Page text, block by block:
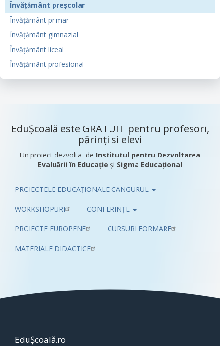
Învățământ preșcolar
Învățământ primar
Învățământ gimnazial
Învățământ liceal
Învățământ profesional
EduȘcoală este GRATUIT pentru profesori,
părinți si elevi
Un proiect dezvoltat de Institutul pentru Dezvoltarea
Evaluării în Educație și Sigma Educațional
Pub
PROIECTELE EDUCAȚIONALE CANGURUL
WORKSHOPURI CONFERINȚE
PROIECTE EUROPENE CURSURI FORMARE
MATERIALE DIDACTICE
EduȘcoală.ro